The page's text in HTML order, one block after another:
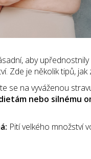
aby
Zde je několik tipů,
se na vyváženou
nebo silnému
Pití velkého množství